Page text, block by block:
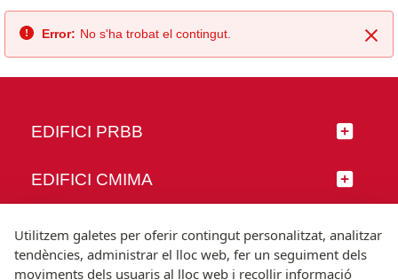
Error: No s'ha trobat el contingut.
EDIFICI PRBB
EDIFICI CMIMA
SEGUEIX-NOS
Utilitzem galetes per oferir contingut personalitzat, analitzar
tendències, administrar el lloc web, fer un seguiment dels
moviments dels usuaris al lloc web i recollir informació